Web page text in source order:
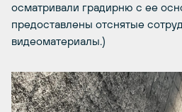
осматривали градирню с ее
предоставлены отснятые
видеоматериалы.)